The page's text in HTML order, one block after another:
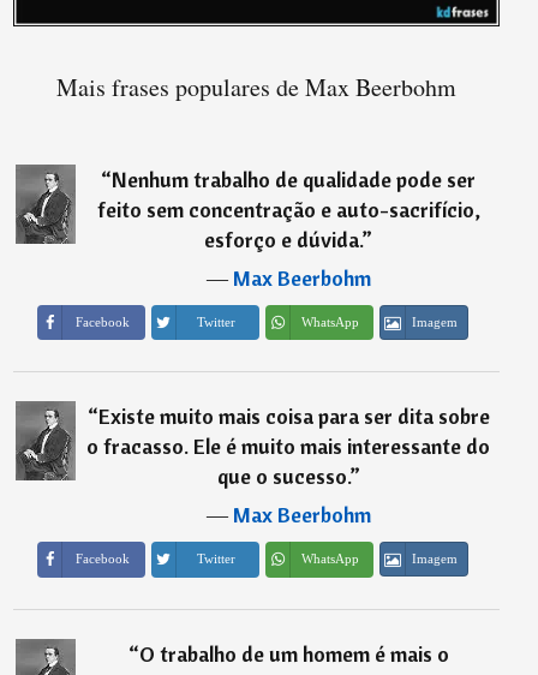
Mais frases populares de Max Beerbohm
“Nenhum trabalho de qualidade pode ser
feito sem concentração e auto-sacrifício,
esforço e dúvida.”
―Max Beerbohm
Facebook Twitter WhatsApp Imagem
“Existe muito mais coisa para ser dita sobre
o fracasso. Ele é muito mais interessante do
que o sucesso.”
―Max Beerbohm
Facebook Twitter WhatsApp Imagem
“O trabalho de um homem é mais o